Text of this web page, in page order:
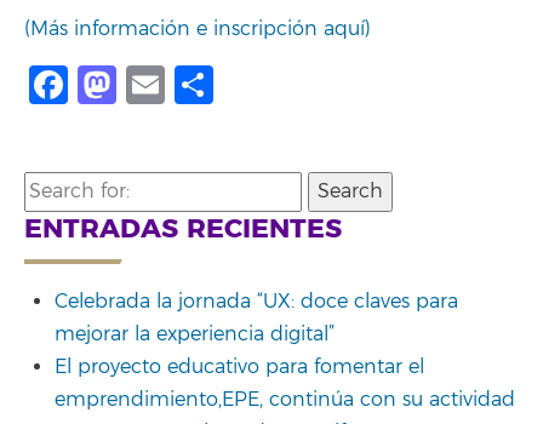
(Más información e inscripción aquí)
Facebook
Mastodon
Email
Search
for:
ENTRADAS RECIENTES
Celebrada la jornada “UX: doce claves para
mejorar la experiencia digital”
El proyecto educativo para fomentar el
emprendimiento,EPE, continúa con su actividad